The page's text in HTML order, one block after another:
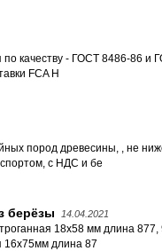
качеству - ГОСТ 8486-86 и
FCA Н
пород древесины, , не
с НДС и бе
берёзы 14.04.2021
18х58 мм длина 877,
16х75мм длина 87